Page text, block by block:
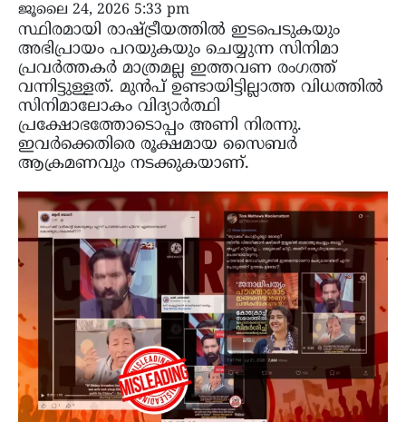
ജൂലൈ 24, 2026 5:33 pm
സ്ഥിരമായി രാഷ്ട്രീയത്തിൽ ഇടപെടുകയും
അഭിപ്രായം പറയുകയും ചെയ്യുന്ന സിനിമാ
പ്രവർത്തകർ മാത്രമല്ല ഇത്തവണ രംഗത്ത്
വന്നിട്ടുള്ളത്. മുൻപ് ഉണ്ടായിട്ടില്ലാത്ത വിധത്തിൽ
സിനിമാലോകം വിദ്യാർത്ഥി
പ്രക്ഷോഭത്തോടൊപ്പം അണി നിരന്നു.
ഇവർക്കെതിരെ രൂക്ഷമായ സൈബർ
ആക്രമണവും നടക്കുകയാണ്.